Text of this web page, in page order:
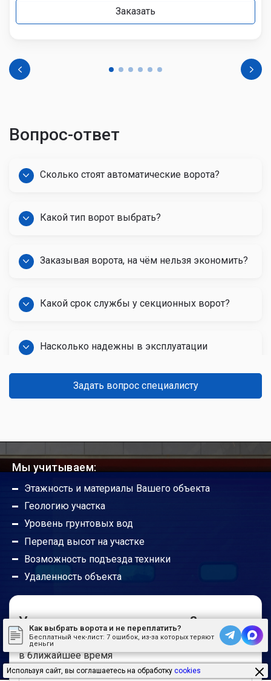
Заказать
Вопрос-ответ
Сколько стоят автоматические ворота?
Какой тип ворот выбрать?
Заказывая ворота, на чём нельзя экономить?
Какой срок службы у секционных ворот?
Насколько надежны в эксплуатации
Какой срок службы гаражных ворот?
Можно ли ручные ворота сделать
автоматическими?
автоматики?
Радиус действия пультов управления
Где можно установить откатные ворота?
Задать вопрос специалисту
Мы учитываем:
Этажность и материалы Вашего объекта
Геологию участка
Уровень грунтовых вод
Перепад высот на участке
Возможность подъезда техники
Удаленность объекта
У вас остались вопросы?
Оставьте заявку и наш менеджер перезвонит вам
в ближайшее время
Как выбрать ворота и не переплатить?
Бесплатный чек-лист: 7 ошибок, из-за которых теряют
деньги
Используя сайт, вы соглашаетесь на обработку cookies